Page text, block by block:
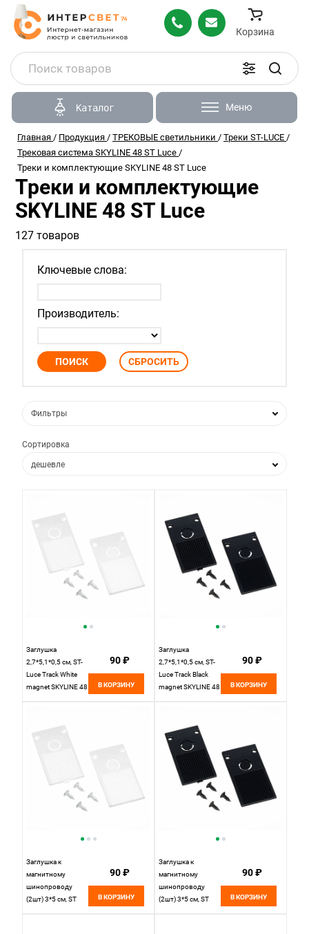
Корзина
Каталог Меню
Главная / Продукция / ТРЕКОВЫЕ светильники / Треки ST-LUCE /
Трековая система SKYLINE 48 ST Luce /
Треки и комплектующие SKYLINE 48 ST Luce
Треки и комплектующие
SKYLINE 48 ST Luce
127 товаров
Ключевые слова:
Производитель:
Фильтры
Сортировка
дешевле
по популярности
Заглушка
2,7*5,1*0,5 см, ST-
Luce Track White
magnet SKYLINE 48
90 ₽
В КОРЗИНУ
Заглушка
2,7*5,1*0,5 см, ST-
Luce Track Black
magnet SKYLINE 48
90 ₽
В КОРЗИНУ
Заглушка к
магнитному
шинопроводу
(2шт) 3*5 см, ST
90 ₽
В КОРЗИНУ
Заглушка к
магнитному
шинопроводу
(2шт) 3*5 см, ST
90 ₽
В КОРЗИНУ